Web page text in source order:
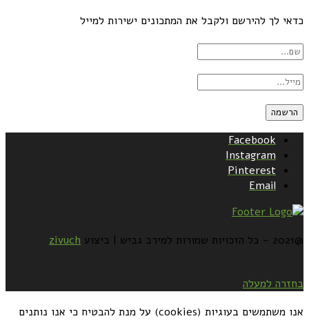
כדאי לך להירשם ולקבל את המתכונים ישירות למייל
Facebook
Instagram
Pinterest
Email
@2021 - כל הזכויות שמורות למירב גביש | ביצוע zivuch
בחזרה למעלה
אנו משתמשים בעוגיות (cookies) על מנת להבטיח כי אנו נותנים